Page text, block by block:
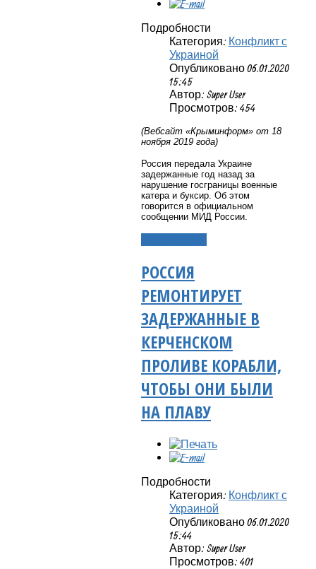
Подробности
Категория: Конфликт с
Украиной
Опубликовано 06.01.2020
15:45
Автор: Super User
Просмотров: 454
(Вебсайт «Крыминформ» от 18
ноября 2019 года)
Россия передала Украине
задержанные год назад за
нарушение госграницы военные
катера и буксир. Об этом
говорится в официальном
сообщении МИД России.
РОССИЯ
РЕМОНТИРУЕТ
ЗАДЕРЖАННЫЕ В
КЕРЧЕНСКОМ
ПРОЛИВЕ КОРАБЛИ,
ЧТОБЫ ОНИ БЫЛИ
НА ПЛАВУ
Подробности
Категория: Конфликт с
Украиной
Опубликовано 06.01.2020
15:44
Автор: Super User
Просмотров: 401